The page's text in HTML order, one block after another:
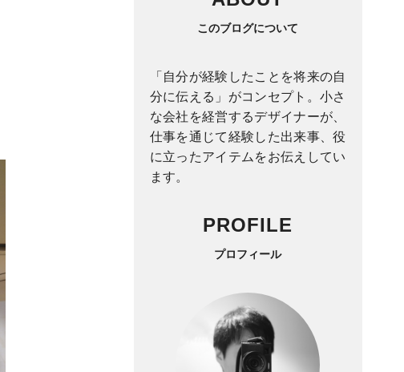
このブログについて
「自分が経験したことを将来の自
分に伝える」がコンセプト。小さ
な会社を経営するデザイナーが、
仕事を通じて経験した出来事、役
に立ったアイテムをお伝えしてい
ます。
PROFILE
プロフィール